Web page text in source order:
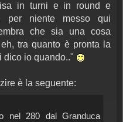
in turni e in round e
per niente messo qui
che sia una cosa
tra quanto è pronta la
dico io quando.."
è la seguente:
nel 280 dal Granduca